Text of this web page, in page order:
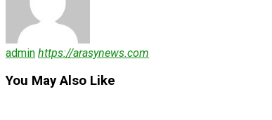
admin https://arasynews.com
You May Also Like